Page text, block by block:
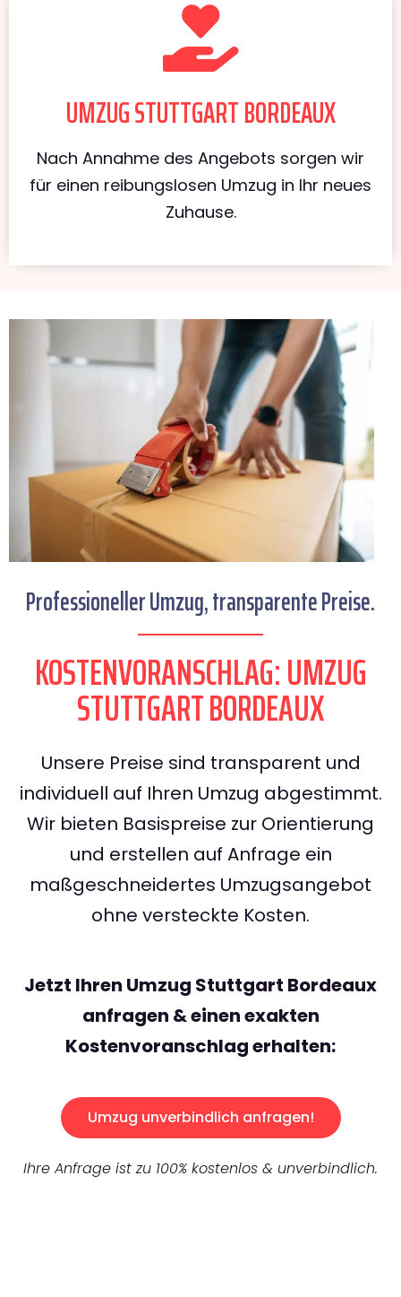
UMZUG STUTTGART BORDEAUX
Nach Annahme des Angebots sorgen wir
für einen reibungslosen Umzug in Ihr neues
Zuhause.
Professioneller Umzug, transparente Preise.
KOSTENVORANSCHLAG: UMZUG
STUTTGART BORDEAUX
Unsere Preise sind transparent und
individuell auf Ihren Umzug abgestimmt.
Wir bieten Basispreise zur Orientierung
und erstellen auf Anfrage ein
maßgeschneidertes Umzugsangebot
ohne versteckte Kosten.
Jetzt Ihren Umzug Stuttgart Bordeaux
anfragen & einen exakten
Kostenvoranschlag erhalten:
Umzug unverbindlich anfragen!
Ihre Anfrage ist zu 100% kostenlos & unverbindlich.